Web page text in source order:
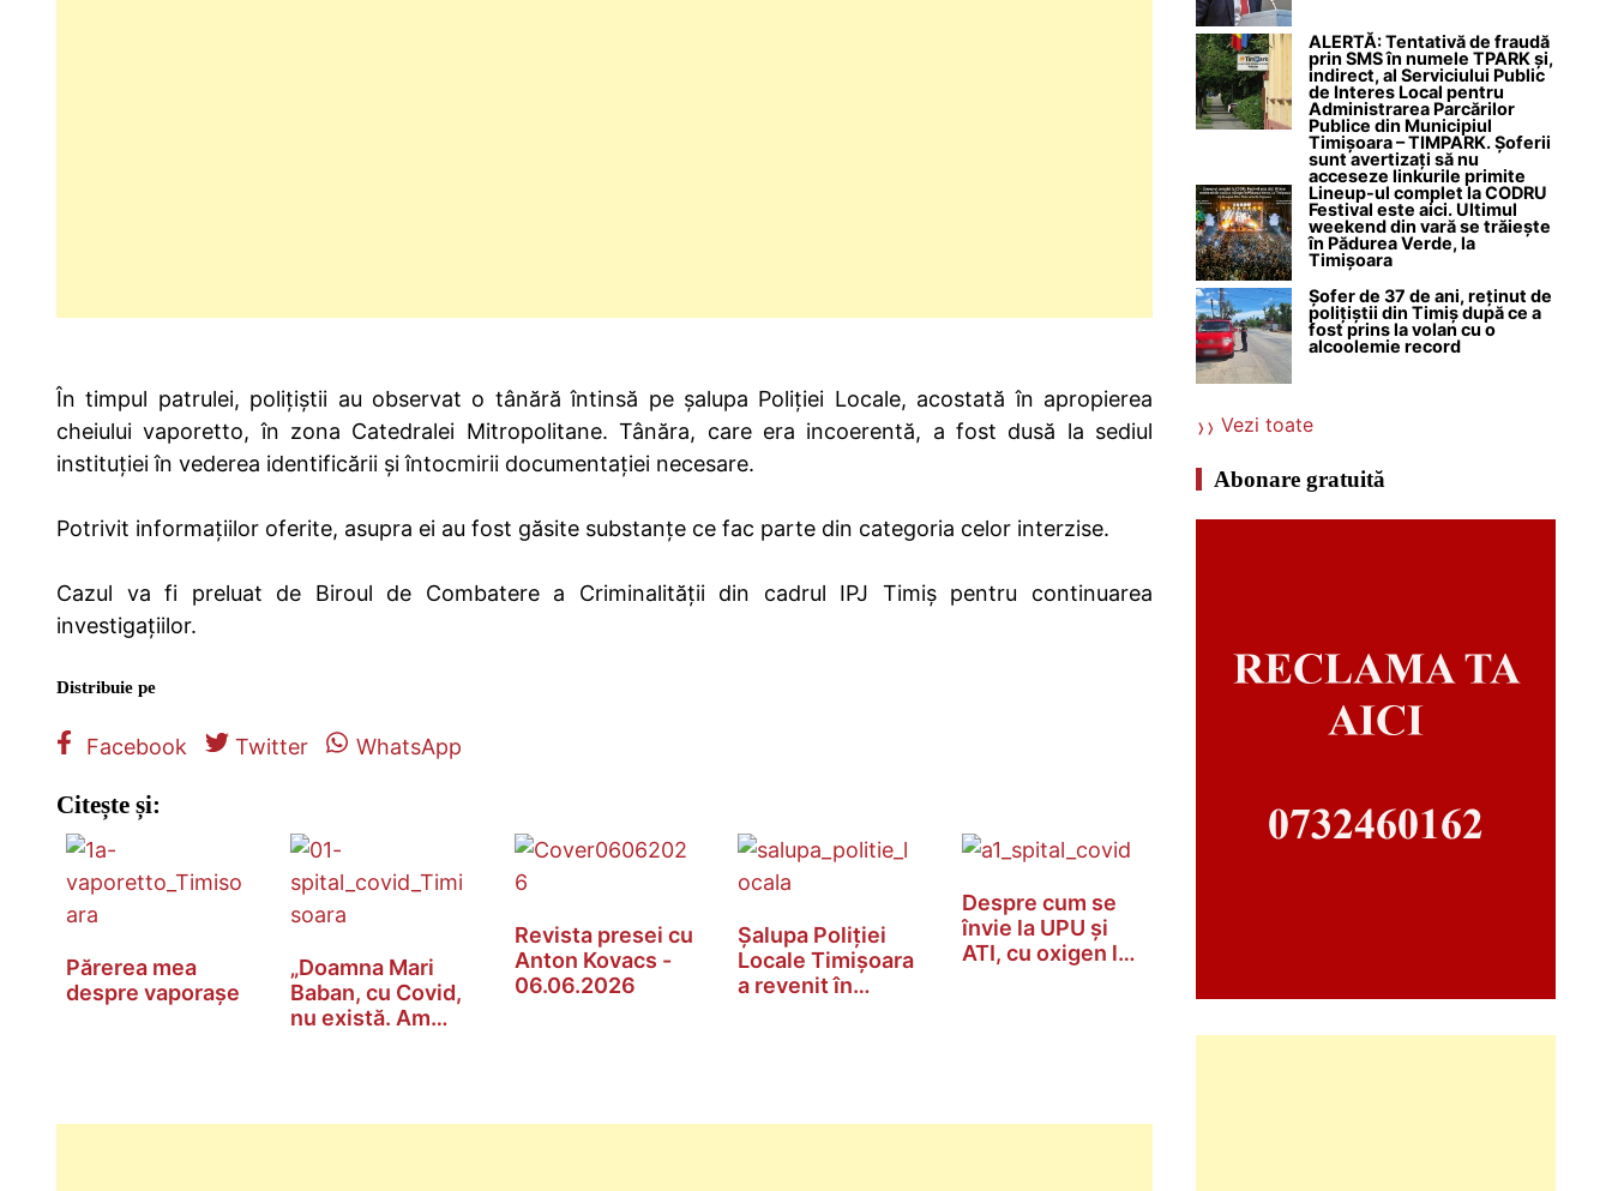
În timpul patrulei, polițiștii au observat o tânără întinsă pe șalupa Poliției Locale, acostată în apropierea
cheiului vaporetto, în zona Catedralei Mitropolitane. Tânăra, care era incoerentă, a fost dusă la sediul
instituției în vederea identificării și întocmirii documentației necesare.
Potrivit informațiilor oferite, asupra ei au fost găsite substanțe ce fac parte din categoria celor interzise.
Cazul va fi preluat de Biroul de Combatere a Criminalității din cadrul IPJ Timiș pentru continuarea
investigațiilor.
Distribuie pe
Facebook Twitter WhatsApp
Citește și:
Părerea mea
despre vaporașe
„Doamna Mari
Baban, cu Covid,
nu există. Am
Revista presei cu
Anton Kovacs -
06.06.2026
Șalupa Poliției
Locale Timișoara
a revenit în…
Despre cum se
învie la UPU și
ATI, cu oxigen la
ALERTĂ: Tentativă de fraudă
prin SMS în numele TPARK și,
indirect, al Serviciului Public
de Interes Local pentru
Administrarea Parcărilor
Publice din Municipiul
Timișoara – TIMPARK. Șoferii
sunt avertizați să nu
acceseze linkurile primite
Lineup-ul complet la CODRU
Festival este aici. Ultimul
weekend din vară se trăiește
în Pădurea Verde, la
Timișoara
Șofer de 37 de ani, reținut de
polițiștii din Timiș după ce a
fost prins la volan cu o
alcoolemie record
Vezi toate
Abonare gratuită